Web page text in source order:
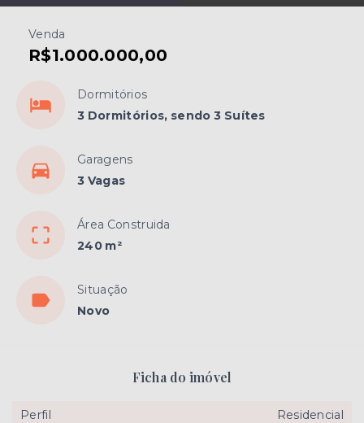
Venda
R$1.000.000,00
Dormitórios
3 Dormitórios, sendo 3 Suítes
Garagens
3 Vagas
Área Construida
240 m²
Situação
Novo
Ficha do imóvel
Perfil
Residencial